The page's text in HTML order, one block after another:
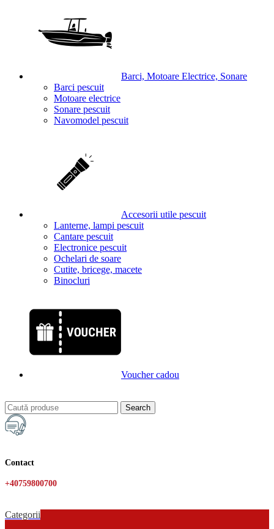
Barci, Motoare Electrice, Sonare
Barci pescuit
Motoare electrice
Sonare pescuit
Navomodel pescuit
Accesorii utile pescuit
Lanterne, lampi pescuit
Cantare pescuit
Electronice pescuit
Ochelari de soare
Cutite, bricege, macete
Binocluri
Voucher cadou
Search
Contact
+40759800700
Categorii